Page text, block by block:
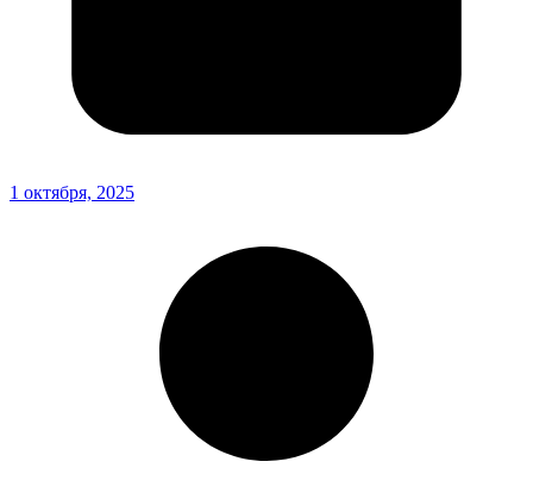
1 октября, 2025